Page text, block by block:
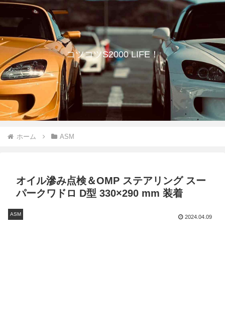
コツコツS2000 LIFE！
ホーム ASM
オイル滲み点検＆OMP ステアリング スー
パークワドロ D型 330×290 mm 装着
ASM
2024.04.09